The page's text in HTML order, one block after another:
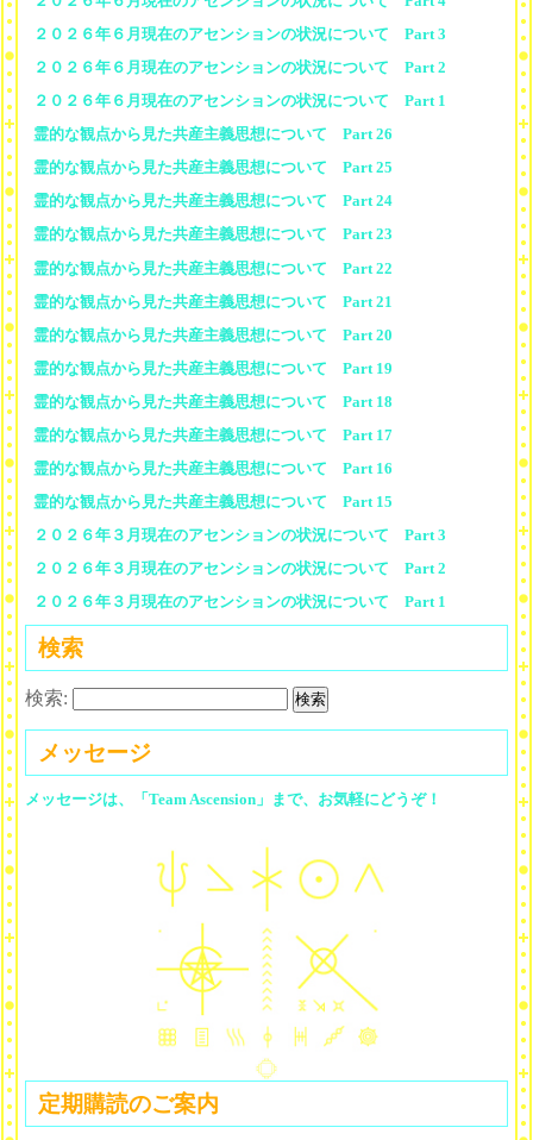
２０２６年６月現在のアセンションの状況について Part 3
２０２６年６月現在のアセンションの状況について Part 2
２０２６年６月現在のアセンションの状況について Part 1
霊的な観点から見た共産主義思想について Part 26
霊的な観点から見た共産主義思想について Part 25
霊的な観点から見た共産主義思想について Part 24
霊的な観点から見た共産主義思想について Part 23
霊的な観点から見た共産主義思想について Part 22
霊的な観点から見た共産主義思想について Part 21
霊的な観点から見た共産主義思想について Part 20
霊的な観点から見た共産主義思想について Part 19
霊的な観点から見た共産主義思想について Part 18
霊的な観点から見た共産主義思想について Part 17
霊的な観点から見た共産主義思想について Part 16
霊的な観点から見た共産主義思想について Part 15
２０２６年３月現在のアセンションの状況について Part 3
２０２６年３月現在のアセンションの状況について Part 2
２０２６年３月現在のアセンションの状況について Part 1
検索
検索:
メッセージ
メッセージは、「Team Ascension」まで、お気軽にどうぞ！
定期購読のご案内